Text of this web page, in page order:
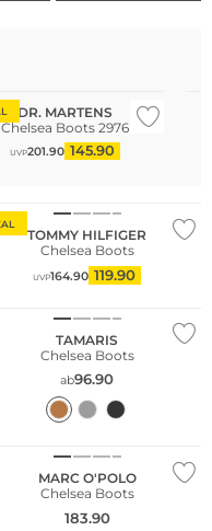
DR. MARTENS
Chelsea Boots 2976
UVP201.90 145.90
TOMMY HILFIGER
Chelsea Boots
UVP164.90 119.90
TAMARIS
Chelsea Boots
ab96.90
MARC O'POLO
Chelsea Boots
183.90